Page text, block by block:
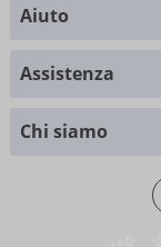
Aiuto
Assistenza
Chi siamo